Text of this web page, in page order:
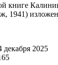
книге
1941)
2025